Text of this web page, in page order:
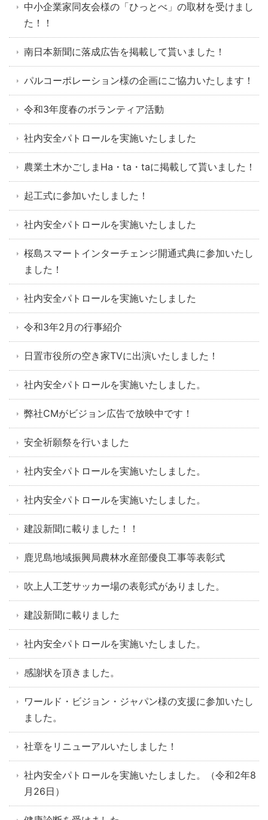
中小企業家同友会様の「ひっとべ」の取材を受けまし
た！！
南日本新聞に落成広告を掲載して貰いました！
パルコーポレーション様の企画にご協力いたします！
令和3年度春のボランティア活動
社内安全パトロールを実施いたしました
農業土木かごしまHa・ta・taに掲載して貰いました！
起工式に参加いたしました！
社内安全パトロールを実施いたしました
桜島スマートインターチェンジ開通式典に参加いたし
ました！
社内安全パトロールを実施いたしました
令和3年2月の行事紹介
日置市役所の空き家TVに出演いたしました！
社内安全パトロールを実施いたしました。
弊社CMがビジョン広告で放映中です！
安全祈願祭を行いました
社内安全パトロールを実施いたしました。
社内安全パトロールを実施いたしました。
建設新聞に載りました！！
鹿児島地域振興局農林水産部優良工事等表彰式
吹上人工芝サッカー場の表彰式がありました。
建設新聞に載りました
社内安全パトロールを実施いたしました。
感謝状を頂きました。
ワールド・ビジョン・ジャパン様の支援に参加いたし
ました。
社章をリニューアルいたしました！
社内安全パトロールを実施いたしました。（令和2年8
月26日）